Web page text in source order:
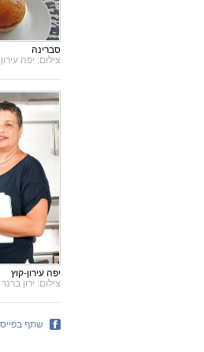
סברינה
צילום: יפה
יפה עירון-קוץ
צילום: ירון ברנר
שתף